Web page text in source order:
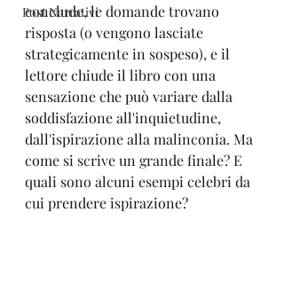
Post Narrativi
conclude, le domande trovano
risposta (o vengono lasciate
strategicamente in sospeso), e il
lettore chiude il libro con una
sensazione che può variare dalla
soddisfazione all'inquietudine,
dall'ispirazione alla malinconia. Ma
come si scrive un grande finale? E
quali sono alcuni esempi celebri da
cui prendere ispirazione?